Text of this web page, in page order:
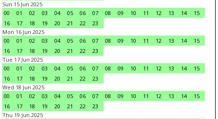
Sun 15 Jun 2025
00
01 02 03 04 05 06 07 08 09 10 11 12 13 14
15
16
17 18 19 20 21 22
23
Mon 16 Jun 2025
00
01 02 03 04 05 06 07 08 09 10 11 12 13 14
15
16
17 18 19 20 21 22
23
Tue 17 Jun 2025
00
01 02 03 04 05 06 07 08 09 10 11 12 13 14
15
16
17 18 19 20 21 22
23
Wed 18 Jun 2025
00
01 02 03 04 05 06 07 08 09 10 11 12 13 14
15
16
17 18 19 20 21 22
23
Thu 19 Jun 2025